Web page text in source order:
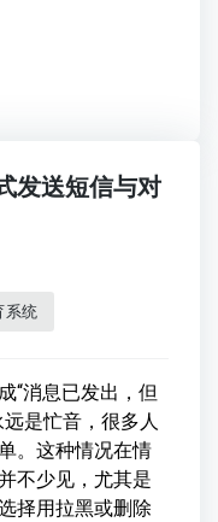
发送短信与对
系统
“消息已发出，但
是忙音，很多人
。这种情况在情
不少见，尤其是
择用拉黑或删除